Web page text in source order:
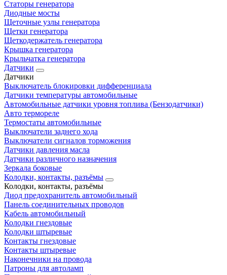
Статоры генератора
Диодные мосты
Щеточные узлы генератора
Щетки генератора
Щеткодержатель генератора
Крышка генератора
Крыльчатка генератора
Датчики
Датчики
Выключатель блокировки дифференциала
Датчики температуры автомобильные
Автомобильные датчики уровня топлива (Бензодатчики)
Авто термореле
Термостаты автомобильные
Выключатели заднего хода
Выключатели сигналов торможения
Датчики давления масла
Датчики различного назначения
Зеркала боковые
Колодки, контакты, разъёмы
Колодки, контакты, разъёмы
Диод предохранитель автомобильный
Панель соединительных проводов
Кабель автомобильный
Колодки гнездовые
Колодки штыревые
Контакты гнездовые
Контакты штыревые
Наконечники на провода
Патроны для автоламп